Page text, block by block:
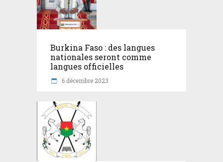
Burkina Faso : des langues
nationales seront comme
langues officielles
6 décembre 2023